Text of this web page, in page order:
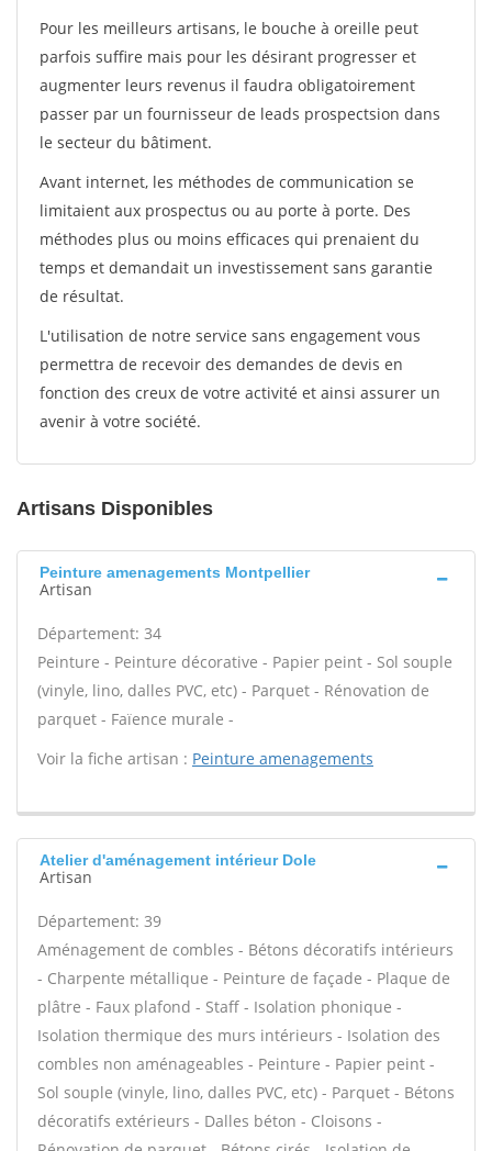
Pour les meilleurs artisans, le bouche à oreille peut
parfois suffire mais pour les désirant progresser et
augmenter leurs revenus il faudra obligatoirement
passer par un fournisseur de leads prospectsion dans
le secteur du bâtiment.
Avant internet, les méthodes de communication se
limitaient aux prospectus ou au porte à porte. Des
méthodes plus ou moins efficaces qui prenaient du
temps et demandait un investissement sans garantie
de résultat.
L'utilisation de notre service sans engagement vous
permettra de recevoir des demandes de devis en
fonction des creux de votre activité et ainsi assurer un
avenir à votre société.
Artisans Disponibles
Peinture amenagements Montpellier
Artisan
Département: 34
Peinture - Peinture décorative - Papier peint - Sol souple
(vinyle, lino, dalles PVC, etc) - Parquet - Rénovation de
parquet - Faïence murale -
Voir la fiche artisan : Peinture amenagements
Atelier d'aménagement intérieur Dole
Artisan
Département: 39
Aménagement de combles - Bétons décoratifs intérieurs
- Charpente métallique - Peinture de façade - Plaque de
plâtre - Faux plafond - Staff - Isolation phonique -
Isolation thermique des murs intérieurs - Isolation des
combles non aménageables - Peinture - Papier peint -
Sol souple (vinyle, lino, dalles PVC, etc) - Parquet - Bétons
décoratifs extérieurs - Dalles béton - Cloisons -